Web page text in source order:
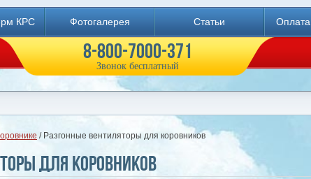
КРС Фотогалерея Статьи Оплата
8-800-7000-371
Звонок бесплатный
/ Разгонные вентиляторы для коровников
для коровников